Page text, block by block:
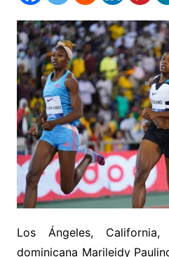
Los Ángeles,
dominicana Marileidy